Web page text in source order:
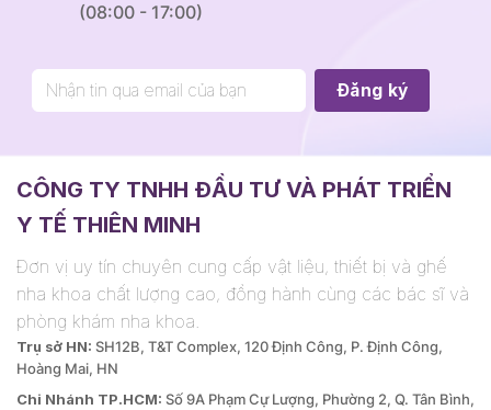
(08:00 - 17:00)
CÔNG TY TNHH ĐẦU TƯ VÀ PHÁT TRIỂN
Y TẾ THIÊN MINH
Đơn vị uy tín chuyên cung cấp vật liệu, thiết bị và ghế
nha khoa chất lượng cao, đồng hành cùng các bác sĩ và
phòng khám nha khoa.
Trụ sở HN: SH12B, T&T Complex, 120 Định Công, P. Định Công,
Hoàng Mai, HN
Chi Nhánh TP.HCM: Số 9A Phạm Cự Lượng, Phường 2, Q. Tân Bình,